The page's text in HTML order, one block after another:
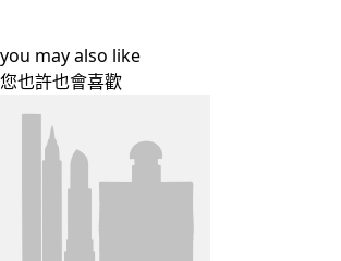
you may also like
您也許也會喜歡